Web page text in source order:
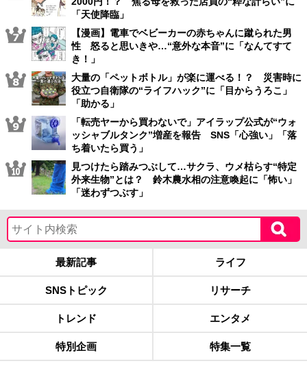
「天使降臨」
【漫画】電車でベビーカーの赤ちゃんに蹴られた男
性 怒ると思いきや…“意外な本音”に「なんてすて
き！」
大量の「ペットボトル」が楽に運べる！？ 災害時に
役立つ自衛隊の“ライフハック”に「目からうろこ」
「助かる」
「転売ヤーから買わないで」アイラップ公式が“ウォ
ッシャブルタンク”増産を報告 SNS「心強い」「落
ち着いたら買う」
見つけたら踏みつぶして…サクラ、ウメ枯らす“特定
外来生物”とは？ 鈴木農水相の注意喚起に「怖い」
「迷わずつぶす」
最新記事 ライフ
SNSトピック リサーチ
トレンド エンタメ
特別企画 特集一覧